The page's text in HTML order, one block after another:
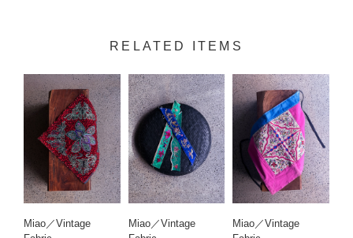
RELATED ITEMS
Miao／Vintage
Miao／Vintage
Miao／Vintage